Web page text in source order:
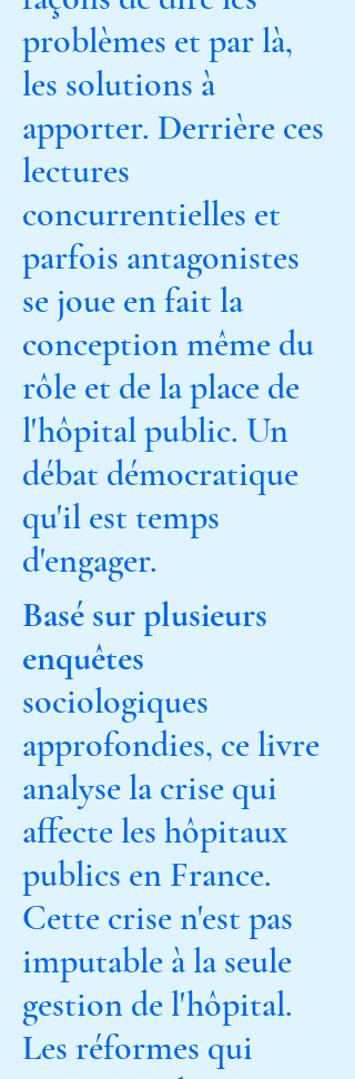
problèmes et par là,
les solutions à
apporter. Derrière ces
lectures
concurrentielles et
parfois antagonistes
se joue en fait la
conception même du
rôle et de la place de
l'hôpital public. Un
débat démocratique
qu'il est temps
d'engager.
Basé sur plusieurs
enquêtes
sociologiques
approfondies, ce livre
analyse la crise qui
affecte les hôpitaux
publics en France.
Cette crise n'est pas
imputable à la seule
gestion de l'hôpital.
Les réformes qui